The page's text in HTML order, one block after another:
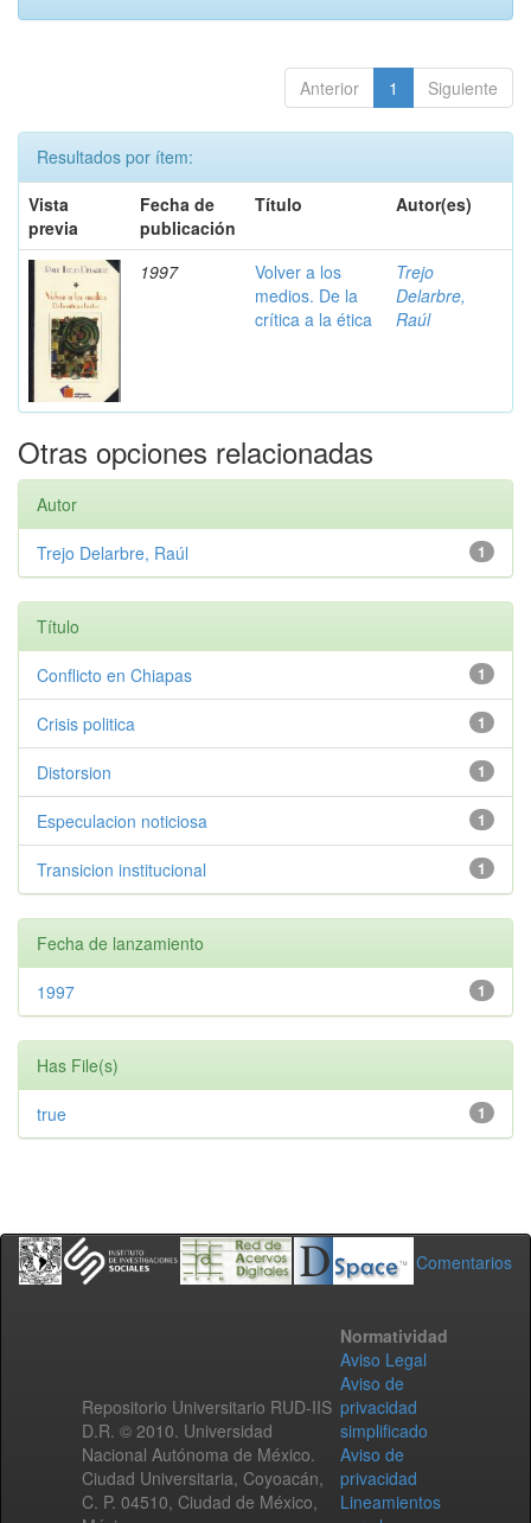
Anterior 1 Siguiente
Resultados por ítem:
Vista
previa
Fecha de
publicación
Título Autor(es)
1997
Volver a los
medios. De la
crítica a la ética
Trejo
Delarbre,
Raúl
Otras opciones relacionadas
Autor
1
Trejo Delarbre, Raúl
Título
1
Conflicto en Chiapas
1
Crisis politica
1
Distorsion
1
Especulacion noticiosa
1
Transicion institucional
Fecha de lanzamiento
1
1997
Has File(s)
1
true
Comentarios
Repositorio Universitario RUD-IIS
D.R. © 2010. Universidad
Nacional Autónoma de México.
Ciudad Universitaria, Coyoacán,
C. P. 04510, Ciudad de México,
Normatividad
Aviso Legal
Aviso de
privacidad
simplificado
Aviso de
privacidad
Lineamientos